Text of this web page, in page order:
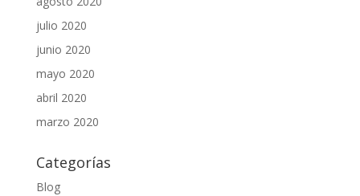
julio 2020
junio 2020
mayo 2020
abril 2020
marzo 2020
Categorías
Blog